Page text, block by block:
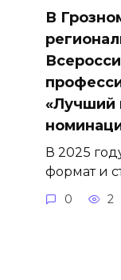
В
«Лучший
В 2025
формат и
0 2